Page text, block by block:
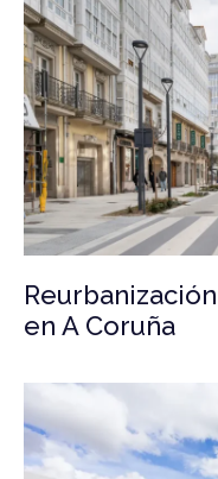
en A Coruña